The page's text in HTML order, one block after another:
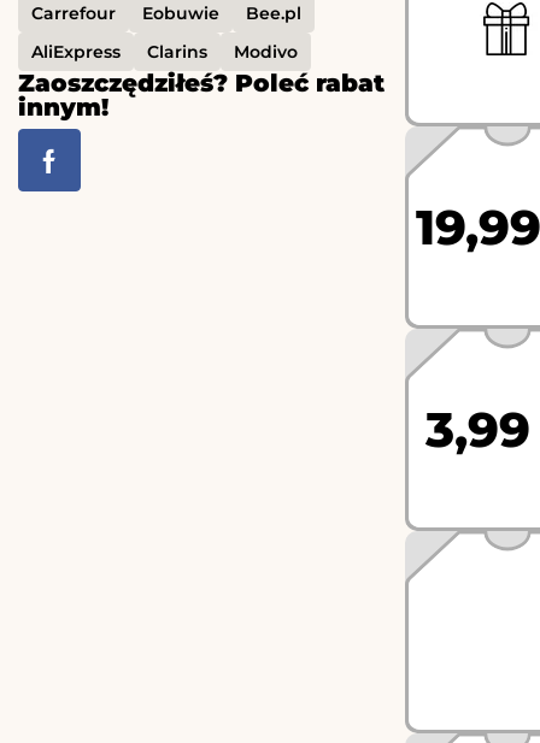
Carrefour
Eobuwie
Bee.pl
AliExpress
Clarins Modivo
Zaoszczędziłeś? Poleć rabat
innym!
3,99